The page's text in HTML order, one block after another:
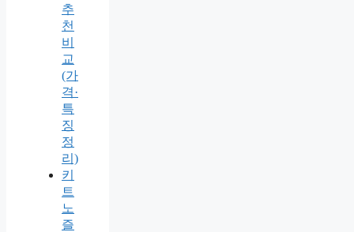
추
천
비
교
(가
격·
특
징
정
리)
키
트
노
즐